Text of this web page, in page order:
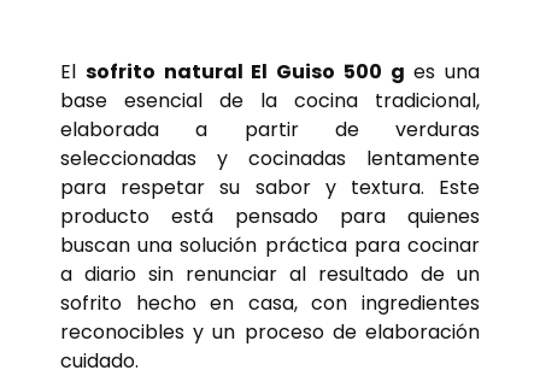
El sofrito natural El Guiso 500 g es una
base esencial de la cocina tradicional,
elaborada a partir de verduras
seleccionadas y cocinadas lentamente
para respetar su sabor y textura. Este
producto está pensado para quienes
buscan una solución práctica para cocinar
a diario sin renunciar al resultado de un
sofrito hecho en casa, con ingredientes
reconocibles y un proceso de elaboración
cuidado.